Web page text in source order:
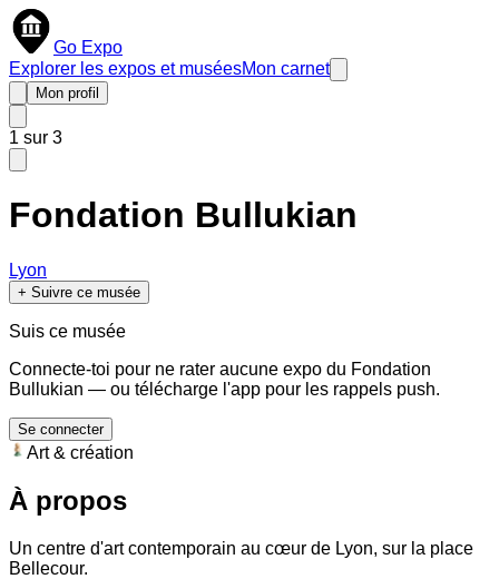
Go Expo
Explorer les expos et muséesMon carnet
Mon profil
1 sur 3
Fondation Bullukian
Lyon
+ Suivre ce musée
Suis ce musée
Connecte-toi pour ne rater aucune expo du Fondation
Bullukian — ou télécharge l'app pour les rappels push.
Se connecter
Art & création
À propos
Un centre d'art contemporain au cœur de Lyon, sur la place
Bellecour.